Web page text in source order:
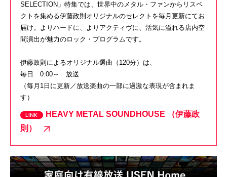
SELECTION」特集では、世界中のメタル・ファンからリスペ
クトを集める伊藤政則オリジナルのセレクトを毎月更新にてお
届け。よりハードに、よりアクティヴに、活気に溢れる店内空
間演出が魅力のロック・プログラムです。
伊藤政則によるオリジナル選曲（120分）は、
毎日 0:00～ 放送
（毎月1日に更新／放送楽曲の一部に過激な表現が含まれま
す）
HEAVY METAL SOUNDHOUSE （伊藤政
則）